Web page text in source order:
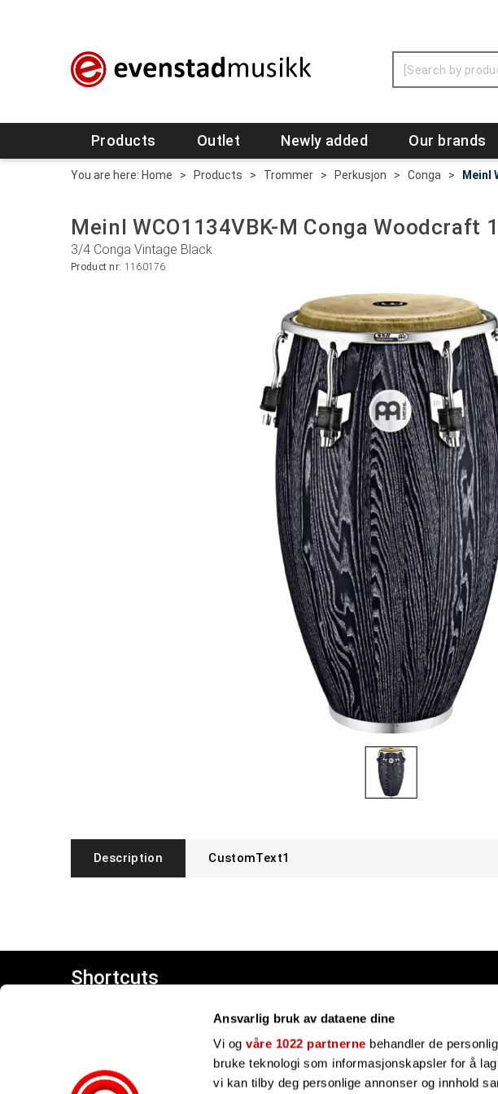
Ansvarlig bruk av dataene dine
Vi ogvåre 1022 partnerne behandler de
bruke teknologi som informasjonskapsler for å
vi kan tilby deg personlige annonser og innhold
Products Outlet Newly added Our brands
You are here: Home > Products > Trommer > Perkusjon > Conga > Meinl
Meinl WCO1134VBK-M Conga Woodcraft
3/4 Conga Vintage Black
Product nr: 1160176
Description CustomText1
Shortcuts